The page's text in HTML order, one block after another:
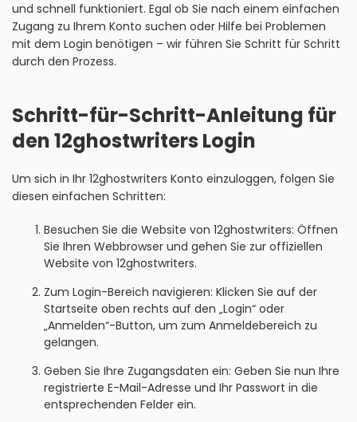
und schnell funktioniert. Egal ob Sie nach einem einfachen
Zugang zu Ihrem Konto suchen oder Hilfe bei Problemen
mit dem Login benötigen – wir führen Sie Schritt für Schritt
durch den Prozess.
Schritt-für-Schritt-Anleitung für
den 12ghostwriters Login
Um sich in Ihr 12ghostwriters Konto einzuloggen, folgen Sie
diesen einfachen Schritten:
Besuchen Sie die Website von 12ghostwriters: Öffnen
Sie Ihren Webbrowser und gehen Sie zur offiziellen
Website von 12ghostwriters.
Zum Login-Bereich navigieren: Klicken Sie auf der
Startseite oben rechts auf den „Login“ oder
„Anmelden“-Button, um zum Anmeldebereich zu
gelangen.
Geben Sie Ihre Zugangsdaten ein: Geben Sie nun Ihre
registrierte E-Mail-Adresse und Ihr Passwort in die
entsprechenden Felder ein.